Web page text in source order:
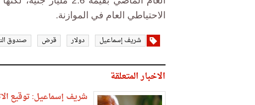
الاحتياطي العام في الموازنة.
شريف إسماعيل دولار قرض صندوق
الاخبار المتعلقة
شريف إسماعيل: توقيع